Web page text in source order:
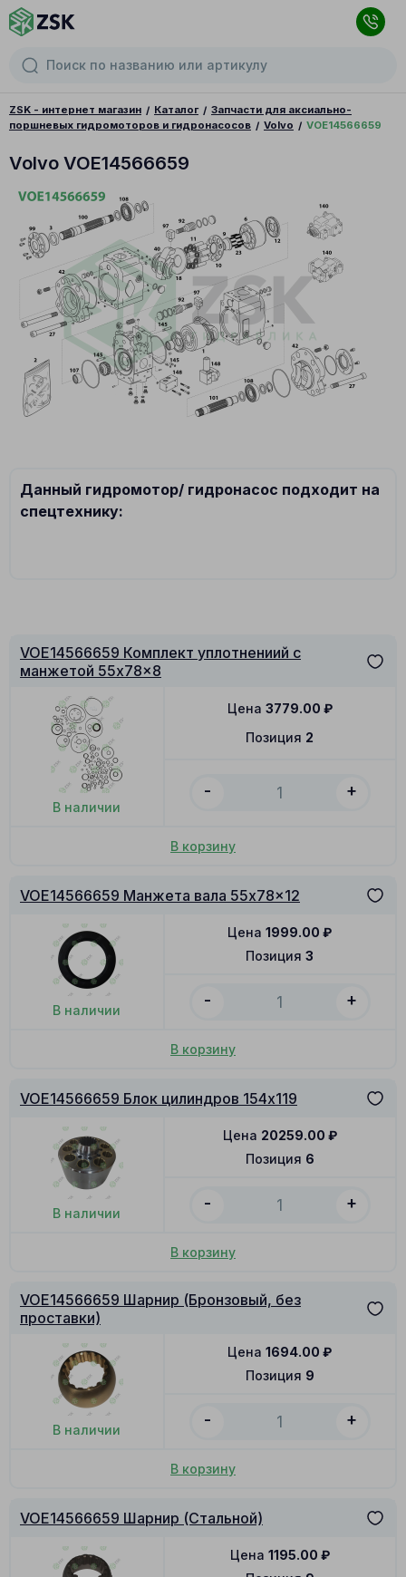
ZSK - интернет магазин Каталог
Запчасти для аксиально-
поршневых гидромоторов и гидронасосов
Volvo VOE14566659
Volvo VOE14566659
Данный гидромотор/ гидронасос подходит на
спецтехнику:
VOE14566659 Комплект уплотнениий с
манжетой 55x78x8
В наличии
Позиция 2
Цена 3779.00 ₽
- +
В корзину
VOE14566659 Манжета вала 55x78x12
В наличии
Позиция 3
Цена 1999.00 ₽
- +
В корзину
VOE14566659 Блок цилиндров 154x119
В наличии
Позиция 6
Цена 20259.00 ₽
- +
В корзину
VOE14566659 Шарнир (Бронзовый, без
проставки)
В наличии
Позиция 9
Цена 1694.00 ₽
- +
В корзину
VOE14566659 Шарнир (Стальной)
Цена 1195.00 ₽